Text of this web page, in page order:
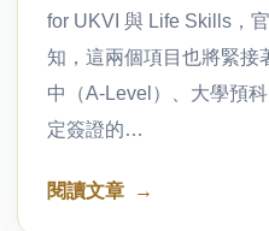
for UKVI 與 Life Skills，
知，這兩個項目也將緊接
中（A-Level）、大學預
定簽證的…
閱讀文章